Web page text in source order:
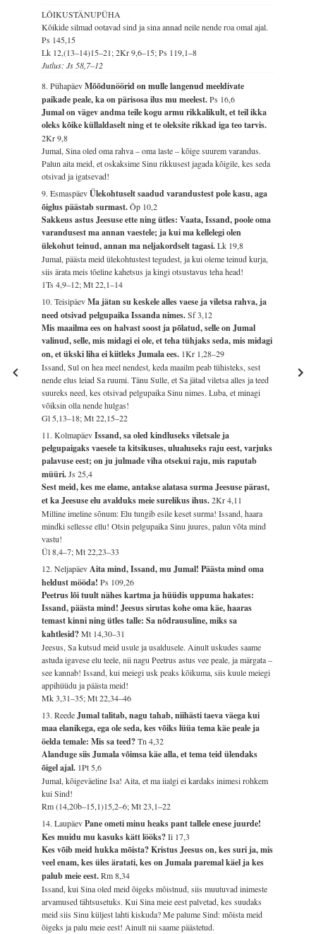
LÕIKUSTÄNUPÜHA
Kõikide silmad ootavad sind ja sina annad neile nende roa omal ajal.
Ps 145,15
Lk 12,(13–14)15–21; 2Kr 9,6–15; Ps 119,1–8
Jutlus: Js 58,7–12
8. PühapäevMõõdunöörid on mulle langenud meeldivate
paikade peale, ka on pärisosa ilus mu meelest.Ps 16,6
Jumal on vägev andma teile kogu armu rikkalikult, et teil ikka
oleks kõike küllaldaselt ning et te oleksite rikkad iga teo tarvis.
2Kr 9,8
Jumal, Sina oled oma rahva – oma laste – kõige suurem varandus.
Palun aita meid, et oskaksime Sinu rikkusest jagada kõigile, kes seda
otsivad ja igatsevad!
9. EsmaspäevÜlekohtuselt saadud varandustest pole kasu, aga
õiglus päästab surmast.Õp 10,2
Sakkeus astus Jeesuse ette ning ütles: Vaata, Issand, poole oma
varandusest ma annan vaestele; ja kui ma kellelegi olen
ülekohut teinud, annan ma neljakordselt tagasi.Lk 19,8
Jumal, päästa meid ülekohtustest tegudest, ja kui oleme teinud kurja,
siis ärata meis tõeline kahetsus ja kingi otsustavus teha head!
1Ts 4,9–12; Mt 22,1–14
10. TeisipäevMa jätan su keskele alles vaese ja viletsa rahva, ja
need otsivad pelgupaika Issanda nimes.Sf 3,12
Mis maailma ees on halvast soost ja põlatud, selle on Jumal
valinud, selle, mis midagi ei ole, et teha tühjaks seda, mis midagi
on, et ükski liha ei kiitleks Jumala ees. 1Kr 1,28–29
Issand, Sul on hea meel nendest, keda maailm peab tühisteks, sest
nende elus leiad Sa ruumi. Tänu Sulle, et Sa jätad viletsa alles ja teed
suureks need, kes otsivad pelgupaika Sinu nimes. Luba, et minagi
võiksin olla nende hulgas!
Gl 5,13–18; Mt 22,15–22
11. KolmapäevIssand, sa oled kindluseks viletsale ja
pelgupaigaks vaesele ta kitsikuses, ulualuseks raju eest, varjuks
palavuse eest; on ju julmade viha otsekui raju, mis raputab
müüri.Js 25,4
Sest meid, kes me elame, antakse alatasa surma Jeesuse pärast,
et ka Jeesuse elu avalduks meie surelikus ihus.2Kr 4,11
Milline imeline sõnum: Elu tungib esile keset surma! Issand, haara
mindki sellesse ellu! Otsin pelgupaika Sinu juures, palun võta mind
vastu!
Ül 8,4–7; Mt 22,23–33
12. NeljapäevAita mind, Issand, mu Jumal! Päästa mind oma
heldust mööda!Ps 109,26
Peetrus lõi tuult nähes kartma ja hüüdis uppuma hakates:
Issand, päästa mind! Jeesus sirutas kohe oma käe, haaras
temast kinni ning ütles talle: Sa nõdrausuline, miks sa
kahtlesid?Mt 14,30–31
Jeesus, Sa kutsud meid usule ja usaldusele. Ainult uskudes saame
astuda igavese elu teele, nii nagu Peetrus astus vee peale, ja märgata –
see kannab! Issand, kui meiegi usk peaks kõikuma, siis kuule meiegi
appihüüdu ja päästa meid!
Mk 3,31–35; Mt 22,34–46
13. ReedeJumal talitab, nagu tahab, niihästi taeva väega kui
maa elanikega, ega ole seda, kes võiks lüüa tema käe peale ja
öelda temale: Mis sa teed?Tn 4,32
Alanduge siis Jumala võimsa käe alla, et tema teid ülendaks
õigel ajal. 1Pt 5,6
Jumal, kõigeväeline Isa! Aita, et ma iialgi ei kardaks inimesi rohkem
kui Sind!
Rm (14,20b–15,1)15,2–6; Mt 23,1–22
14. LaupäevPane ometi minu heaks pant tallele enese juurde!
Kes muidu mu kasuks kätt lööks?Ii 17,3
Kes võib meid hukka mõista? Kristus Jeesus on, kes suri ja, mis
veel enam, kes üles äratati, kes on Jumala paremal käel ja kes
palub meie eest.Rm 8,34
Issand, kui Sina oled meid õigeks mõistnud, siis muutuvad inimeste
arvamused tähtsusetuks. Kui Sina meie eest palvetad, kes suudaks
meid siis Sinu küljest lahti kiskuda? Me palume Sind: mõista meid
õigeks ja palu meie eest! Ainult nii saame päästetud.